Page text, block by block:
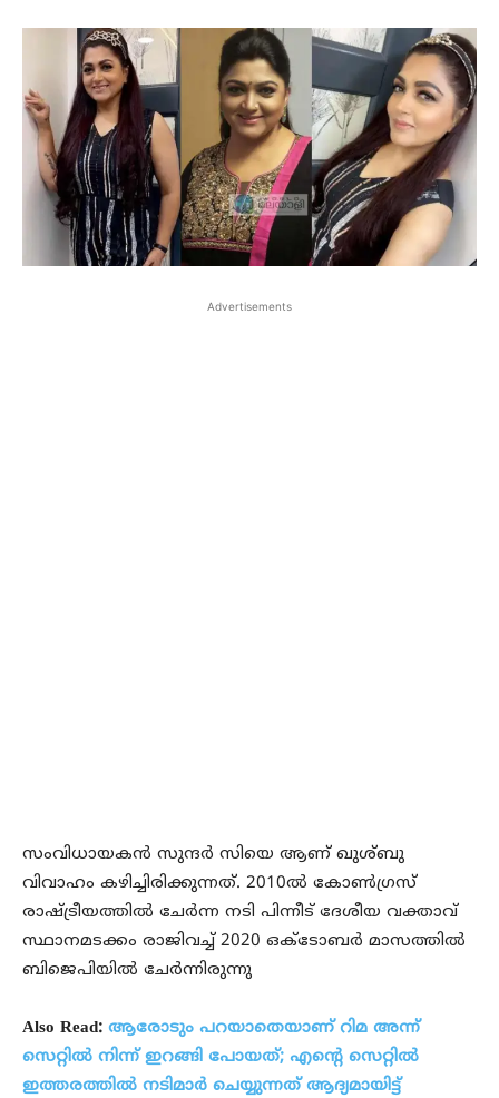
Advertisements
സംവിധായകന്‍ സുന്ദര്‍ സിയെ ആണ് ഖുശ്ബു
വിവാഹം കഴിച്ചിരിക്കുന്നത്. 2010ല്‍ കോണ്‍ഗ്രസ്
രാഷ്ട്രീയത്തില്‍ ചേര്‍ന്ന നടി പിന്നീട് ദേശീയ വക്താവ്
സ്ഥാനമടക്കം രാജിവച്ച് 2020 ഒക്ടോബര്‍ മാസത്തില്‍
ബിജെപിയില്‍ ചേര്‍ന്നിരുന്നു
Also Read: ആരോടും പറയാതെയാണ് റിമ അന്ന്
സെറ്റിൽ നിന്ന് ഇറങ്ങി പോയത്; എന്റെ സെറ്റിൽ
ഇത്തരത്തിൽ നടിമാർ ചെയ്യുന്നത് ആദ്യമായിട്ട്